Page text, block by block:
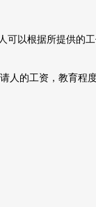
可以根据所提供的
人的工资，教育程